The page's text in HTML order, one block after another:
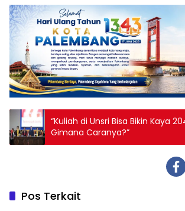
“Kuliah di Unsri Bisa Bikin Kaya
Gimana Caranya?”
Pos Terkait